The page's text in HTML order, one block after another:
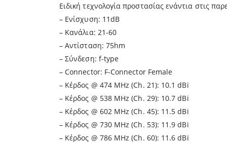
Ειδική τεχνολογία προστασίας ενάντια στις
– Ενίσχυση: 11dB
– Κανάλια: 21-60
– Αντίσταση: 75hm
– Σύνδεση: f-type
– Connector: F-Connector Female
– Κέρδος @ 474 MHz (Ch. 21): 10.1 dBi
– Κέρδος @ 538 MHz (Ch. 29): 10.7 dBi
– Κέρδος @ 602 MHz (Ch. 45): 11.5 dBi
– Κέρδος @ 730 MHz (Ch. 53): 11.9 dBi
– Κέρδος @ 786 MHz (Ch. 60): 11.6 dBi